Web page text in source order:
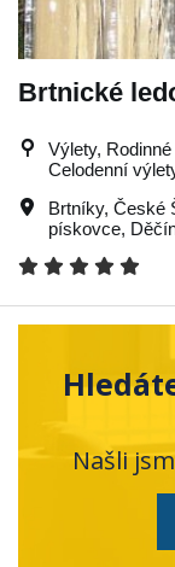
Brtnické
Výlety,
Celodenní
Brtníky, České
pískovce,
Našli